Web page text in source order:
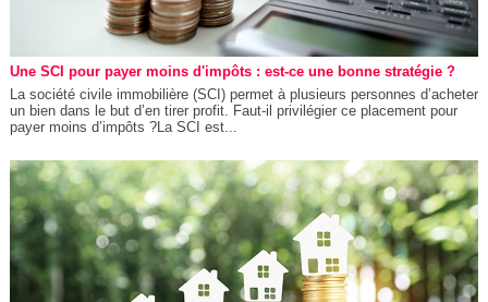
Une SCI pour payer moins d'impôts : est-ce une bonne stratégie ?
La société civile immobilière (SCI) permet à plusieurs personnes d’acheter
un bien dans le but d’en tirer profit. Faut-il privilégier ce placement pour
payer moins d’impôts ?La SCI est...